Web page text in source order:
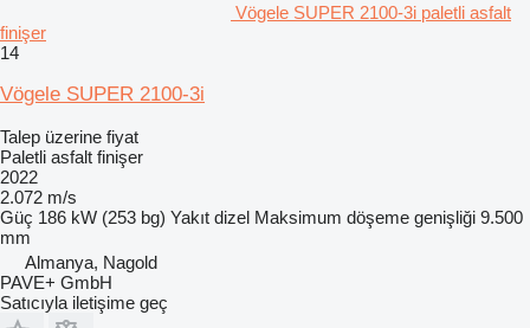
Vögele SUPER 2100-3i paletli asfalt
finişer
14
Vögele SUPER 2100-3i
Talep üzerine fiyat
Paletli asfalt finişer
2022
2.072 m/s
Güç 186 kW (253 bg) Yakıt dizel Maksimum döşeme genişliği 9.500
mm
Almanya, Nagold
PAVE+ GmbH
Satıcıyla iletişime geç